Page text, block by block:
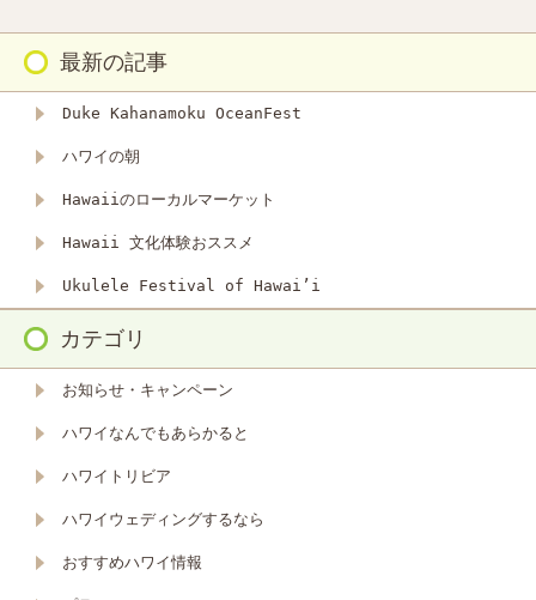
最新の記事
Duke Kahanamoku OceanFest
ハワイの朝
Hawaiiのローカルマーケット
Hawaii 文化体験おススメ
Ukulele Festival of Hawai’i
カテゴリ
お知らせ・キャンペーン
ハワイなんでもあらかると
ハワイトリビア
ハワイウェディングするなら
おすすめハワイ情報